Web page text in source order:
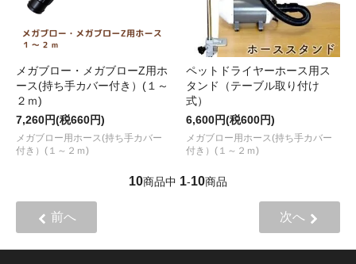
メガブロー・メガブローZ用ホ
ース(持ち手カバー付き）(１～
２ｍ)
7,260円(税660円)
メガブロー用ホース(持ち手カバー
付き）(１～２ｍ)
ペットドライヤーホース用ス
タンド（テーブル取り付け
式）
6,600円(税600円)
メガブロー用ホース(持ち手カバー
付き）(１～２ｍ)
10商品中 1-10商品
前へ 次へ